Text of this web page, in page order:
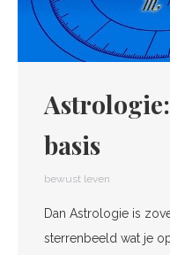
basis
bewust leven
Dan Astrologie is
sterrenbeeld wat je